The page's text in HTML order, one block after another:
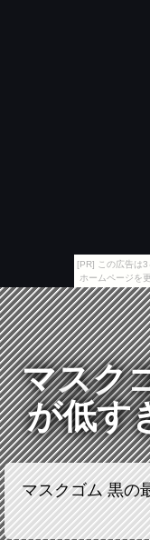
[PR] この広告は3
ホームページを
マスク
が低す
マスクゴム 黒の